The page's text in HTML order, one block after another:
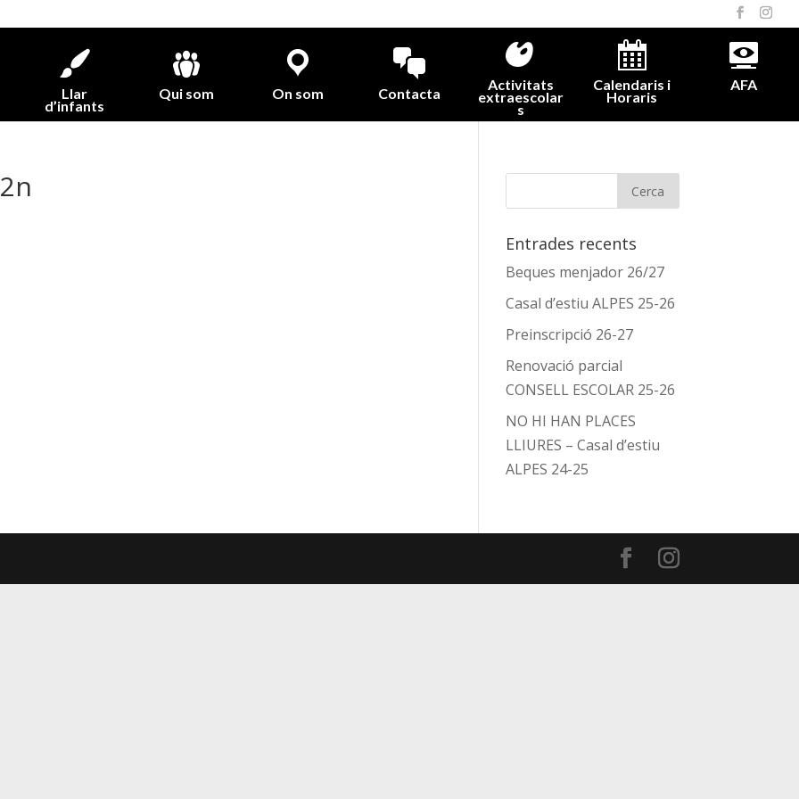
Llar
d’infants
Qui som On som Contacta
Activitats
extraescolar
s
Calendaris i
Horaris
AFA
Entrades recents
Beques menjador 26/27
Casal d’estiu ALPES 25-26
Preinscripció 26-27
Renovació parcial
CONSELL ESCOLAR 25-26
NO HI HAN PLACES
LLIURES – Casal d’estiu
ALPES 24-25